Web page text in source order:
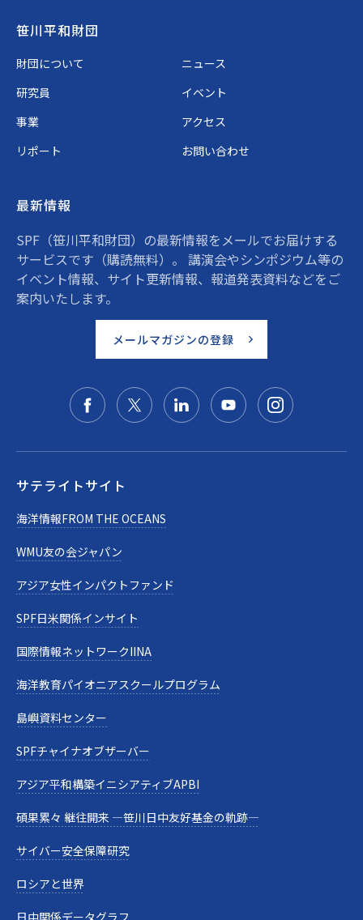
Footer
笹川平和財団
財団について
ニュース
研究員
イベント
事業
アクセス
リポート
お問い合わせ
最新情報
SPF（笹川平和財団）の最新情報をメールでお届けする
サービスです（購読無料）。 講演会やシンポジウム等の
イベント情報、サイト更新情報、報道発表資料などをご
案内いたします。
メールマガジンの登録
サテライトサイト
海洋情報FROM THE OCEANS
WMU友の会ジャパン
アジア女性インパクトファンド
SPF日米関係インサイト
国際情報ネットワークIINA
海洋教育パイオニアスクールプログラム
島嶼資料センター
SPFチャイナオブザーバー
アジア平和構築イニシアティブAPBI
碩果累々 継往開来 —笹川日中友好基金の軌跡—
サイバー安全保障研究
ロシアと世界